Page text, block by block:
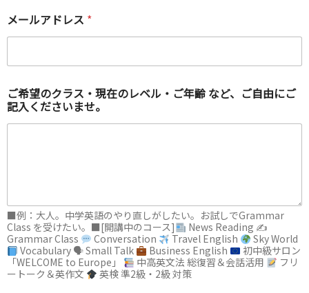
ス
・
現
の
ベ
ル
ネ
ー
ム
（
例
：
メールアドレス *
ご希望のクラス・現在のレベル・ご年齢 など、ご自由にご
記入くださいませ。
■例：大人。中学英語のやり直しがしたい。お試しでGrammar
Class を受けたい。■[開講中のコース]
News Reading ✍
Grammar Class
Conversation Travel English
Sky World
Vocabulary 🗣 Small Talk
Business English
初中級サロン
「WELCOME to Europe」
中高英文法 総復習＆会話活用
フリ
ートーク＆英作文
英検 準2級・2級 対策